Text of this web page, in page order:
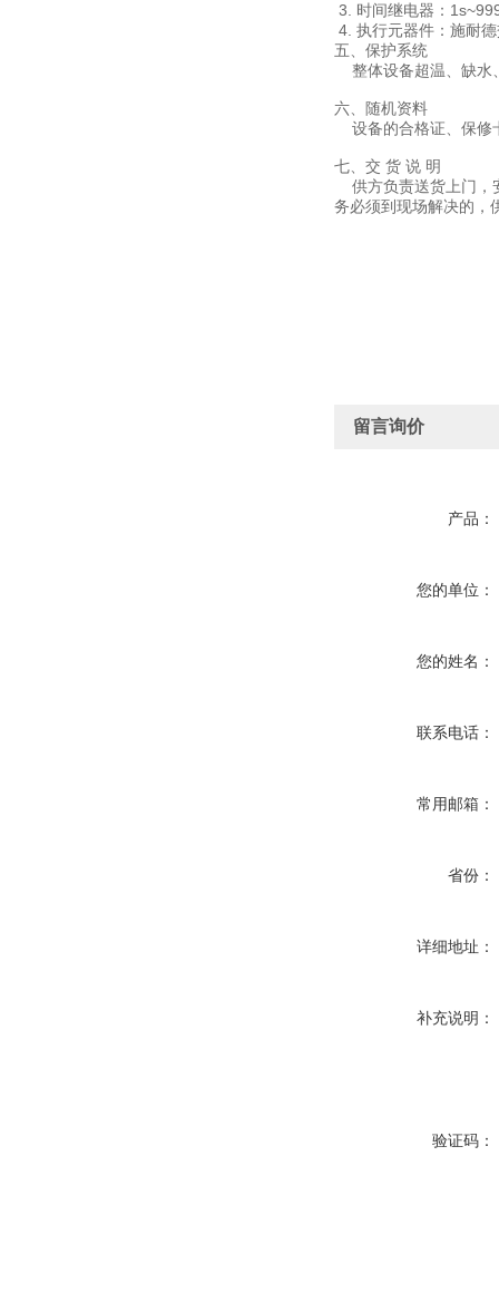
3. 时间继电器：
4. 执行元器件：施耐
五、保护系统
整体设备超温、缺水
六、随机资料
设备的合格证、保修
七、交 货 说 明
供方负责送货上门，
务必须到现场解决的，
留言询价
产品：
您的单位：
您的姓名：
联系电话：
常用邮箱：
省份：
详细地址：
补充说明：
验证码：